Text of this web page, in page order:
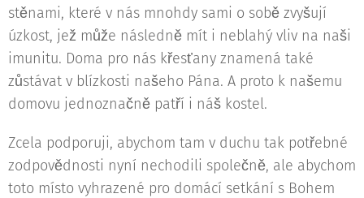
stěnami, které v nás mnohdy sami o sobě zvyšují
úzkost, jež může následně mít i neblahý vliv na naši
imunitu. Doma pro nás křesťany znamená také
zůstávat v blízkosti našeho Pána. A proto k našemu
domovu jednoznačně patří i náš kostel.
Zcela podporuji, abychom tam v duchu tak potřebné
zodpovědnosti nyní nechodili společně, ale abychom
toto místo vyhrazené pro domácí setkání s Bohem